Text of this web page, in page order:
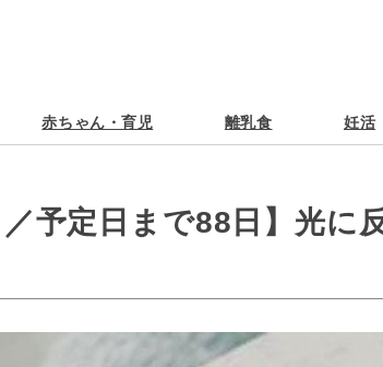
赤ちゃん・育児 離乳食 妊活
／予定日まで88日】光に